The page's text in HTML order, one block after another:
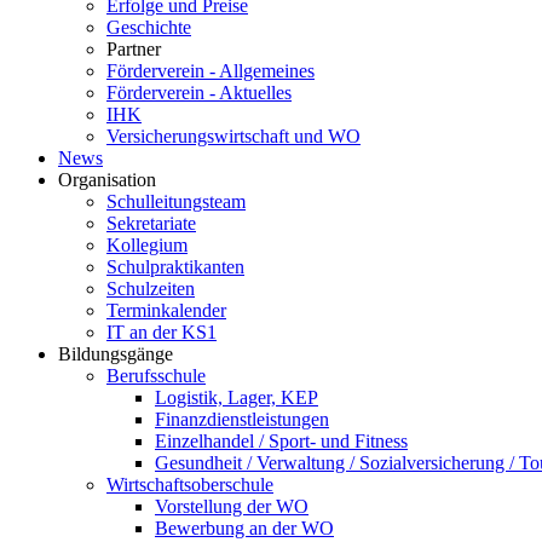
Erfolge und Preise
Geschichte
Partner
Förderverein - Allgemeines
Förderverein - Aktuelles
IHK
Versicherungswirtschaft und WO
News
Organisation
Schulleitungsteam
Sekretariate
Kollegium
Schulpraktikanten
Schulzeiten
Terminkalender
IT an der KS1
Bildungsgänge
Berufsschule
Logistik, Lager, KEP
Finanzdienstleistungen
Einzelhandel / Sport- und Fitness
Gesundheit / Verwaltung / Sozialversicherung /
Wirtschaftsoberschule
Vorstellung der WO
Bewerbung an der WO